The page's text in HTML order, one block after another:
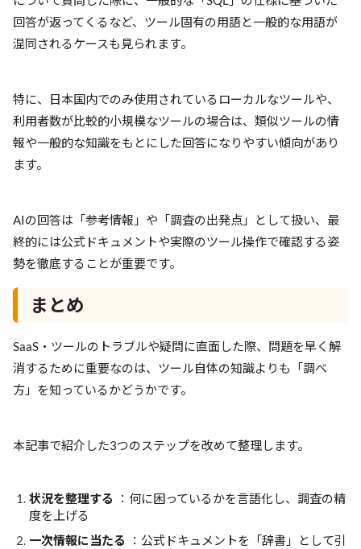
回答が返ってくるなど、ツール固有の用語と一般的な用語が
混同されるケースも見られます。
特に、日本国内でのみ使用されているローカルなツールや、
利用者数が比較的小規模なツールの場合は、類似ツールの情
報や一般的な知識をもとにした回答になりやすい傾向があり
ます。
AIの回答は「参考情報」や「調査の出発点」として扱い、最
終的には公式ドキュメントや実際のツール操作で確認する姿
勢を徹底することが重要です。
まとめ
SaaS・ツールのトラブルや疑問に直面した際、問題を早く解
消するために重要なのは、ツール自体の知識よりも「調べ
方」を知っているかどうかです。
本記事で紹介した3つのステップを改めて整理します。
状況を整理する
：何に困っているかを言語化し、調査の精
度を上げる
一次情報に当たる
：公式ドキュメントを「辞書」として引